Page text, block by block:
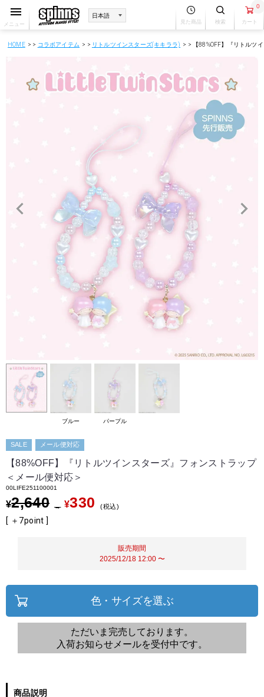
メニュー 見た商品 検索
0
カート
HOME コラボアイテム リトルツインスターズ(キキララ) 【88%OFF】『リトルツ
SALE メール便対応
【88%OFF】『リトルツインスターズ』フォンストラップ
＜メール便対応＞
00LIFE251100001
¥2,640 → ¥330 税込
[ ＋ 7point ]
販売期間
2025/12/18 12:00 〜
色・サイズを選ぶ
ただいま完売しております。
入荷お知らせメールを受付中です。
商品説明
ブルー パープル